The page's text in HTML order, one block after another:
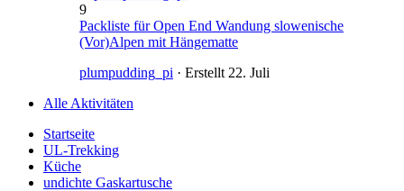
9
Packliste für Open End Wandung slowenische
(Vor)Alpen mit Hängematte
plumpudding_pi · Erstellt 22. Juli
Alle Aktivitäten
Startseite
UL-Trekking
Küche
undichte Gaskartusche